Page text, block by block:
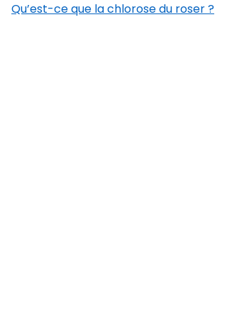
Qu’est-ce que la chlorose du roser ?